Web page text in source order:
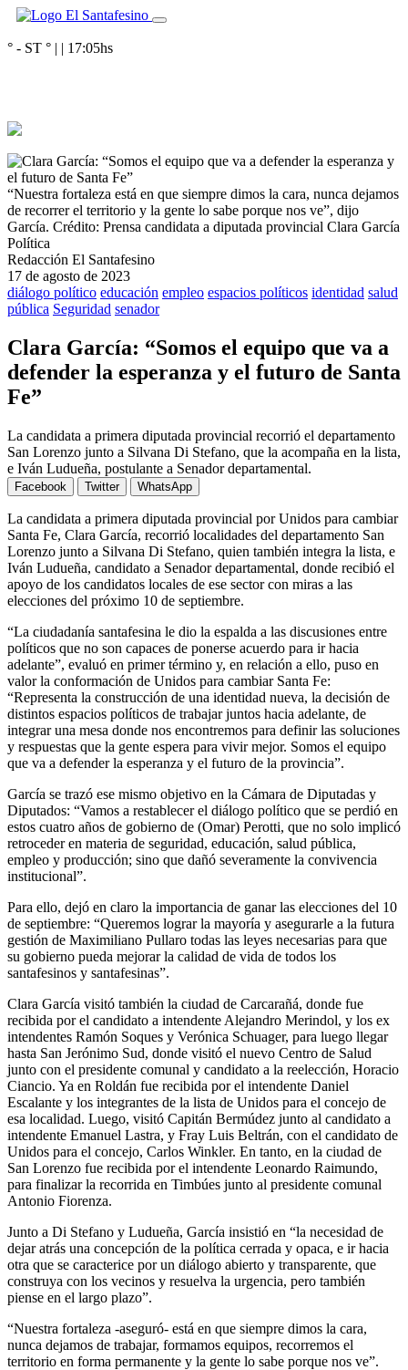
° - ST ° | | 17:05hs
“Nuestra fortaleza está en que siempre dimos la cara, nunca dejamos
de recorrer el territorio y la gente lo sabe porque nos ve”, dijo
García. Crédito: Prensa candidata a diputada provincial Clara García
Política
Redacción El Santafesino
17 de agosto de 2023
diálogo político educación empleo espacios políticos identidad salud
pública Seguridad senador
Clara García: “Somos el equipo que va a
defender la esperanza y el futuro de Santa
Fe”
La candidata a primera diputada provincial recorrió el departamento
San Lorenzo junto a Silvana Di Stefano, que la acompaña en la lista,
e Iván Ludueña, postulante a Senador departamental.
Facebook Twitter WhatsApp
La candidata a primera diputada provincial por Unidos para cambiar
Santa Fe, Clara García, recorrió localidades del departamento San
Lorenzo junto a Silvana Di Stefano, quien también integra la lista, e
Iván Ludueña, candidato a Senador departamental, donde recibió el
apoyo de los candidatos locales de ese sector con miras a las
elecciones del próximo 10 de septiembre.
“La ciudadanía santafesina le dio la espalda a las discusiones entre
políticos que no son capaces de ponerse acuerdo para ir hacia
adelante”, evaluó en primer término y, en relación a ello, puso en
valor la conformación de Unidos para cambiar Santa Fe:
“Representa la construcción de una identidad nueva, la decisión de
distintos espacios políticos de trabajar juntos hacia adelante, de
integrar una mesa donde nos encontremos para definir las soluciones
y respuestas que la gente espera para vivir mejor. Somos el equipo
que va a defender la esperanza y el futuro de la provincia”.
García se trazó ese mismo objetivo en la Cámara de Diputadas y
Diputados: “Vamos a restablecer el diálogo político que se perdió en
estos cuatro años de gobierno de (Omar) Perotti, que no solo implicó
retroceder en materia de seguridad, educación, salud pública,
empleo y producción; sino que dañó severamente la convivencia
institucional”.
Para ello, dejó en claro la importancia de ganar las elecciones del 10
de septiembre: “Queremos lograr la mayoría y asegurarle a la futura
gestión de Maximiliano Pullaro todas las leyes necesarias para que
su gobierno pueda mejorar la calidad de vida de todos los
santafesinos y santafesinas”.
Clara García visitó también la ciudad de Carcarañá, donde fue
recibida por el candidato a intendente Alejandro Merindol, y los ex
intendentes Ramón Soques y Verónica Schuager, para luego llegar
hasta San Jerónimo Sud, donde visitó el nuevo Centro de Salud
junto con el presidente comunal y candidato a la reelección, Horacio
Ciancio. Ya en Roldán fue recibida por el intendente Daniel
Escalante y los integrantes de la lista de Unidos para el concejo de
esa localidad. Luego, visitó Capitán Bermúdez junto al candidato a
intendente Emanuel Lastra, y Fray Luis Beltrán, con el candidato de
Unidos para el concejo, Carlos Winkler. En tanto, en la ciudad de
San Lorenzo fue recibida por el intendente Leonardo Raimundo,
para finalizar la recorrida en Timbúes junto al presidente comunal
Antonio Fiorenza.
Junto a Di Stefano y Ludueña, García insistió en “la necesidad de
dejar atrás una concepción de la política cerrada y opaca, e ir hacia
otra que se caracterice por un diálogo abierto y transparente, que
construya con los vecinos y resuelva la urgencia, pero también
piense en el largo plazo”.
“Nuestra fortaleza -aseguró- está en que siempre dimos la cara,
nunca dejamos de trabajar, formamos equipos, recorremos el
territorio en forma permanente y la gente lo sabe porque nos ve”.